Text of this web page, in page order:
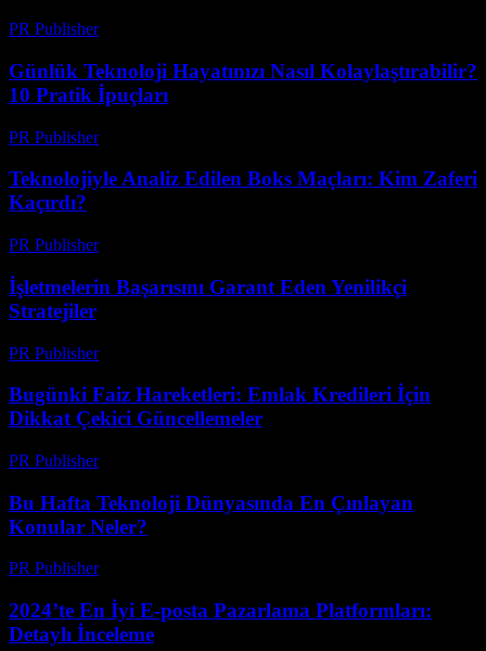
PR Publisher-
Günlük Teknoloji Hayatınızı Nasıl Kolaylaştırabilir?
10 Pratik İpuçları
PR Publisher-
Teknolojiyle Analiz Edilen Boks Maçları: Kim Zaferi
Kaçırdı?
PR Publisher-
İşletmelerin Başarısını Garant Eden Yenilikçi
Stratejiler
PR Publisher-
Bugünki Faiz Hareketleri: Emlak Kredileri İçin
Dikkat Çekici Güncellemeler
PR Publisher-
Bu Hafta Teknoloji Dünyasında En Çınlayan
Konular Neler?
PR Publisher-
2024’te En İyi E-posta Pazarlama Platformları:
Detaylı İnceleme